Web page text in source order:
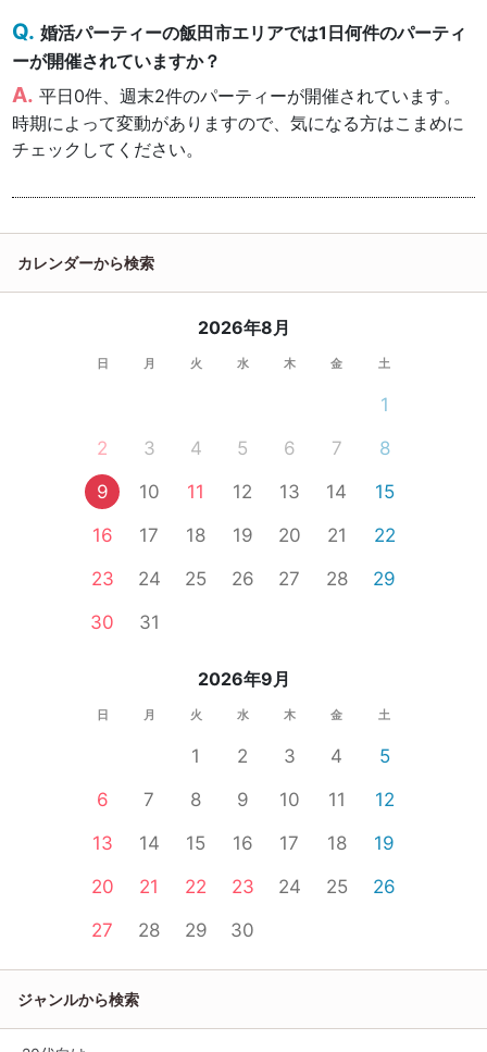
婚活パーティーの飯田市エリアでは1日何件のパーティ
ーが開催されていますか？
平日0件、週末2件のパーティーが開催されています。
時期によって変動がありますので、気になる方はこまめに
チェックしてください。
カレンダーから検索
2026年8月
日 月 火 水 木 金 土
1
2
3 4 5 6 7
8
9
10 11 12 13 14
15
16
17 18 19 20 21
22
23
24 25 26 27 28
29
30
31
2026年9月
日 月 火 水 木 金 土
1 2 3 4
5
6
7 8 9 10 11
12
13
14 15 16 17 18
19
20
21 22 23 24 25
26
27
28 29 30
ジャンルから検索